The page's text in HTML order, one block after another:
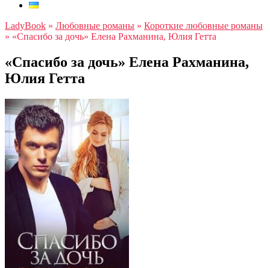
LadyBook » Любовные романы » Короткие любовные романы
» «Спасибо за дочь» Елена Рахманина, Юлия Гетта
«Спасибо за дочь» Елена Рахманина,
Юлия Гетта